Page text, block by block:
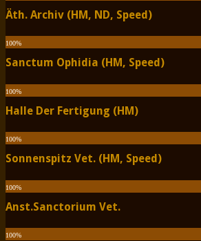
Äth. Archiv (HM, ND, Speed)
100%
Sanctum Ophidia (HM, Speed)
100%
Halle Der Fertigung (HM)
100%
Sonnenspitz Vet. (HM, Speed)
100%
Anst.Sanctorium Vet.
100%